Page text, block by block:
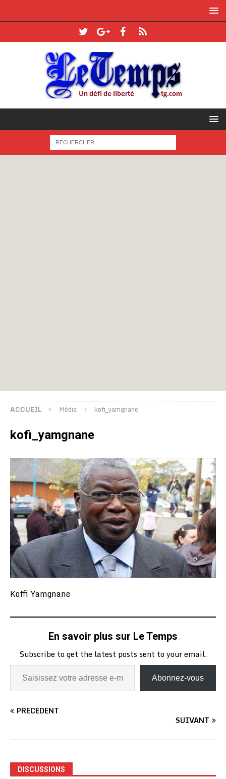
ACCUEIL Média kofi_yamgnane
kofi_yamgnane
Koffi Yamgnane
En savoir plus sur Le Temps
Subscribe to get the latest posts sent to your email.
Abonnez-vous
PRÉCÉDENT
SUIVANT
DISCUSSIONS